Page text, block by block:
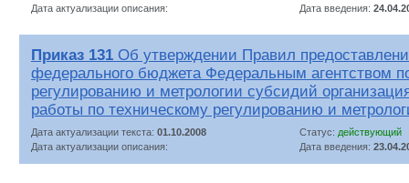
Дата актуализации описания:
Дата введения:
Приказ 131 Об утверждении Правил
федерального бюджета Федеральным агентством
регулированию и метрологии субсидий
работы по техническому регулированию и
Дата актуализации текста: 01.10.2008 Статус: действующий
Дата актуализации описания:
Дата введения: